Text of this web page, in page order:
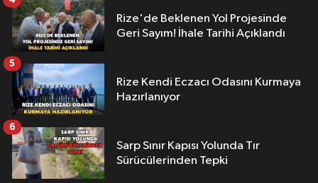
Rize'de Beklenen Yol Projesinde
Geri Sayım! İhale Tarihi Açıklandı
Rize Kendi Eczacı Odasını Kurmaya
Hazırlanıyor
5
Sarp Sınır Kapısı Yolunda Tır
Sürücülerinden Tepki
6